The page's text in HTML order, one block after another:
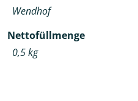
Wendhof
Nettofüllmenge
0,5 kg